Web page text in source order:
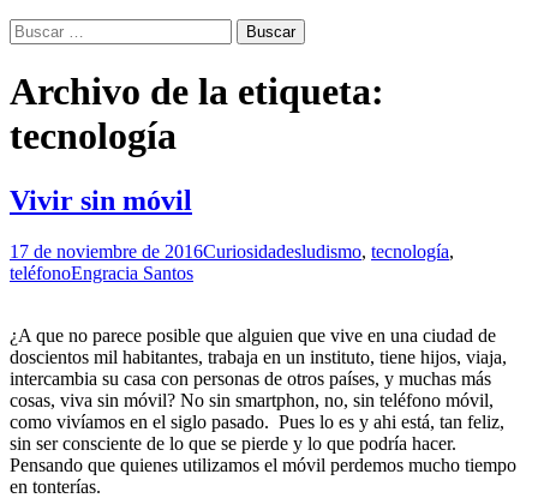
Buscar:
Archivo de la etiqueta:
tecnología
Vivir sin móvil
17 de noviembre de 2016Curiosidadesludismo, tecnología,
teléfonoEngracia Santos
¿A que no parece posible que alguien que vive en una ciudad de
doscientos mil habitantes, trabaja en un instituto, tiene hijos, viaja,
intercambia su casa con personas de otros países, y muchas más
cosas, viva sin móvil? No sin smartphon, no, sin teléfono móvil,
como vivíamos en el siglo pasado. Pues lo es y ahi está, tan feliz,
sin ser consciente de lo que se pierde y lo que podría hacer.
Pensando que quienes utilizamos el móvil perdemos mucho tiempo
en tonterías.